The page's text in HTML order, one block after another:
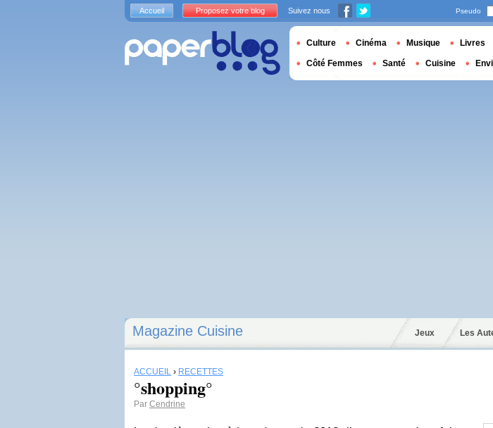
Magazine Cuisine Jeux Les
ACCUEIL › RECETTES
°shopping°
Par Cendrine
Accueil Proposez votre blog Suivez nous Pseudo
Culture Cinéma Musique Livres
Côté Femmes Santé Cuisine